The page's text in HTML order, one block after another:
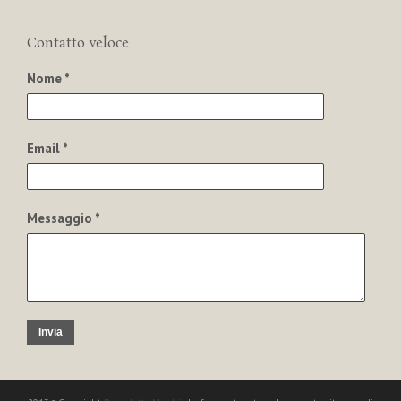
Contatto veloce
Nome *
Email *
Messaggio *
Invia